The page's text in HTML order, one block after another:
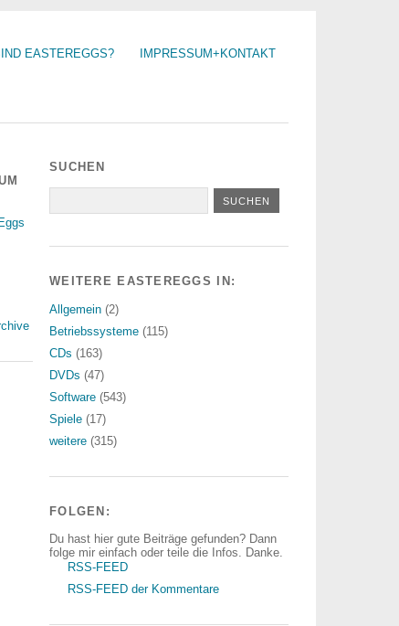
EASTEREGGS? IMPRESSUM+KONTAKT
SUCHEN
WEITERE EASTEREGGS IN:
Allgemein (2)
Betriebssysteme (115)
CDs (163)
DVDs (47)
Software (543)
Spiele (17)
weitere (315)
FOLGEN:
Du hast hier gute Beiträge gefunden? Dann
folge mir einfach oder teile die Infos. Danke.
RSS-FEED
RSS-FEED der Kommentare